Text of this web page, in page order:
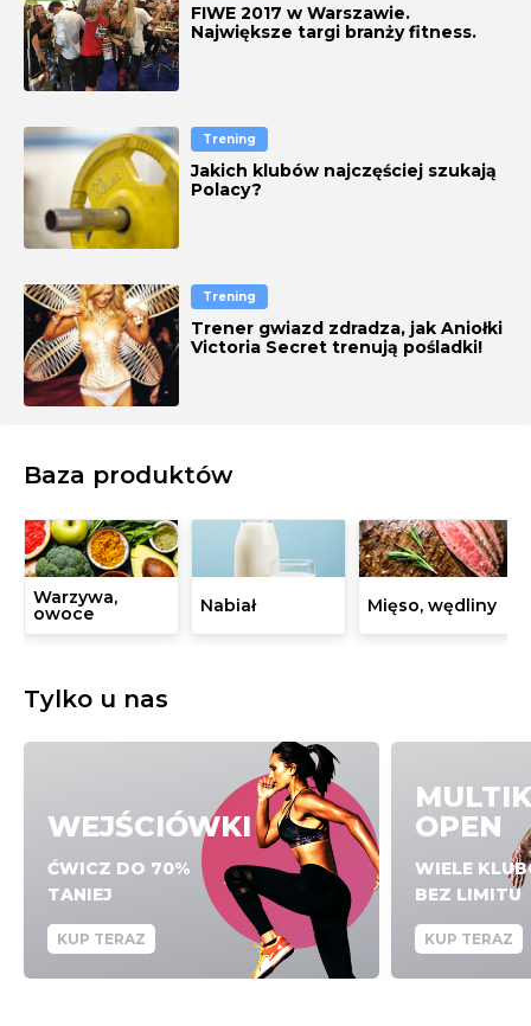
FIWE 2017 w Warszawie.
Największe targi branży fitness.
Trening
Jakich klubów najczęściej szukają
Polacy?
Trening
Trener gwiazd zdradza, jak Aniołki
Victoria Secret trenują pośladki!
Baza produktów
Warzywa,
owoce Nabiał Mięso, wędliny
Tylko u nas
WEJŚCIÓWKI
ĆWICZ DO 70%
TANIEJ
KUP TERAZ
OPEN
WIELE
BEZ LIMITU
KUP TERAZ